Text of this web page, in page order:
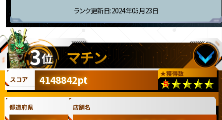
ランク更新日:2024年05月23日
3位 マチン
★獲得数
スコア 4148842pt
都道府県 店舗名